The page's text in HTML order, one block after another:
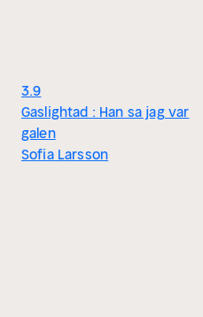
3.9
Gaslightad : Han sa jag var
galen
Sofia Larsson